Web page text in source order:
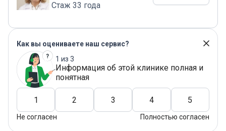
Стаж 33 года
Как вы оцениваете наш сервис?
1 из 3
Информация об этой клинике полная и
понятная
1 2 3 4 5
Не согласен Полностью согласен